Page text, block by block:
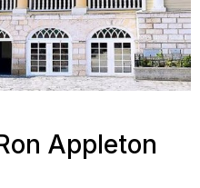
Appleton